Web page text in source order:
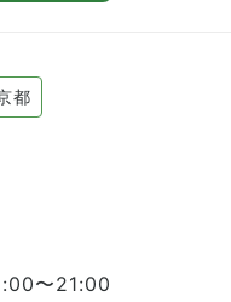
都
〜21:00